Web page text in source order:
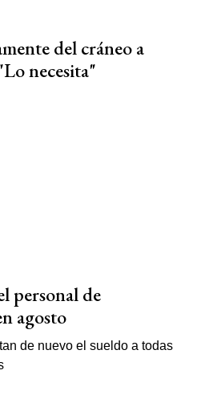
del cráneo a
necesita"
personal de
agosto